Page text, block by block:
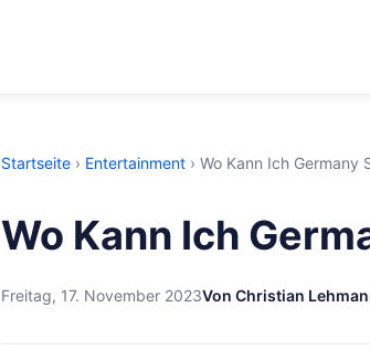
Startseite › Entertainment › Wo Kann Ich Germany
Wo Kann Ich
Freitag, 17. November 2023Von Christian